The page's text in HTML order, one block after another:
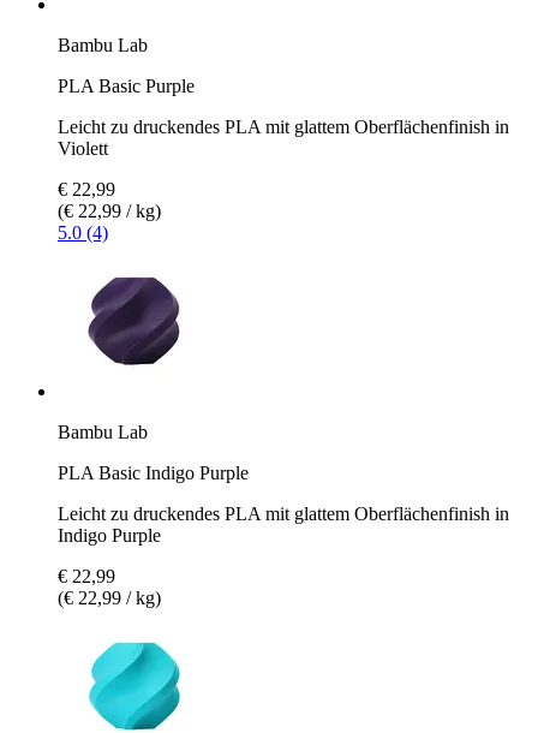
Bambu Lab
PLA Basic Purple
Leicht zu druckendes PLA mit glattem Oberflächenfinish in
Violett
€ 22,99
(€ 22,99 / kg)
5.0 (4)
Bambu Lab
PLA Basic Indigo Purple
Leicht zu druckendes PLA mit glattem Oberflächenfinish in
Indigo Purple
€ 22,99
(€ 22,99 / kg)